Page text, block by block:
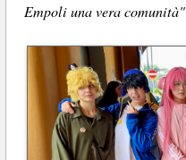
Empoli una vera comunità"